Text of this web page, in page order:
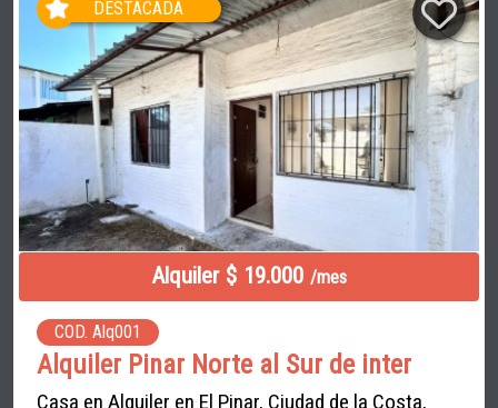
DESTACADA
Alquiler $ 19.000 /mes
COD. Alq001
Alquiler Pinar Norte al Sur de inter
Casa en Alquiler en El Pinar, Ciudad de la Costa,